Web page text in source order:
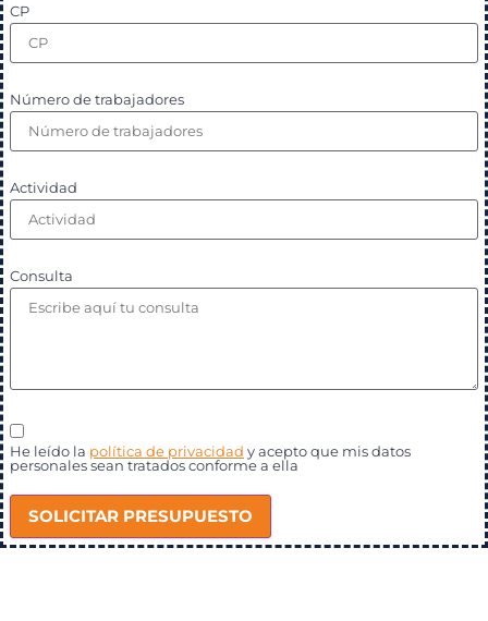
CP
Número de trabajadores
Actividad
Consulta
He leído la política de privacidad y acepto que mis datos
personales sean tratados conforme a ella
SOLICITAR PRESUPUESTO